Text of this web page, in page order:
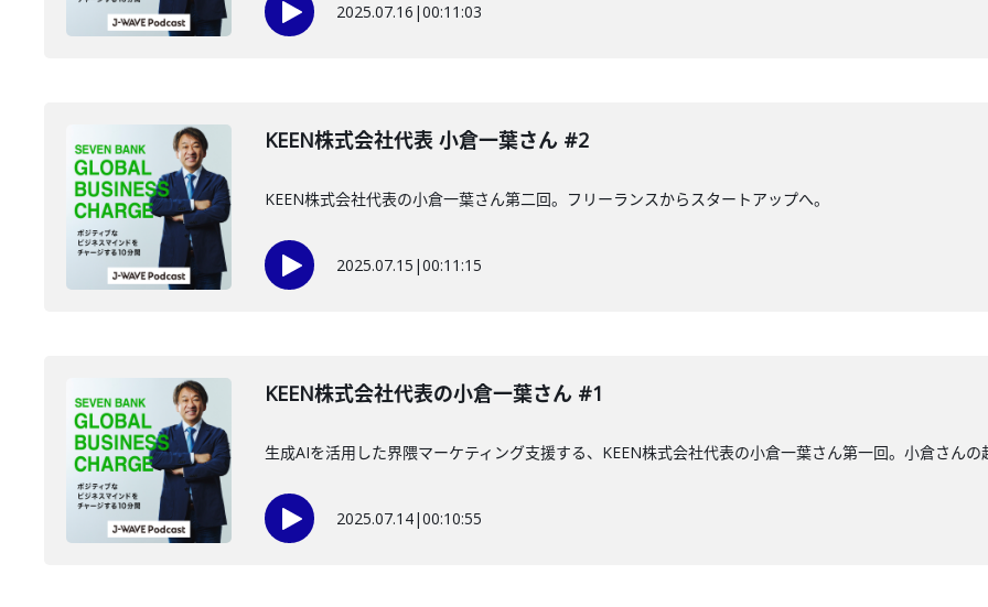
2025.07.16 |00:11:03
KEEN株式会社代表 小倉一葉さん #2
KEEN株式会社代表の小倉一葉さん第二回。フリーランスからスタートアップへ。
2025.07.15 |00:11:15
KEEN株式会社代表の小倉一葉さん #1
生成AIを活用した界隈マーケティング支援する、KEEN株式会社代表の小倉一葉さん第一回。小倉さんの
2025.07.14|00:10:55